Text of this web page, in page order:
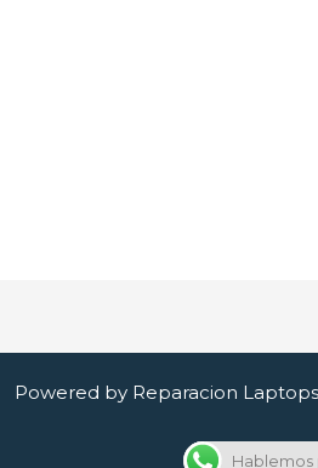
Powered by Reparacion
Hablemos